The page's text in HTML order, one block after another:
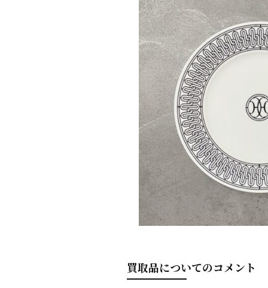
買取品についてのコメント